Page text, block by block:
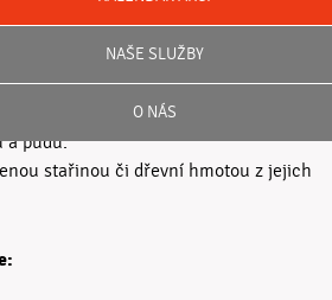
NAŠE SLUŽBY
O NÁS
travní porosty aj. jsou důležitou
a půdu.
stařinou či dřevní hmotou z jejich